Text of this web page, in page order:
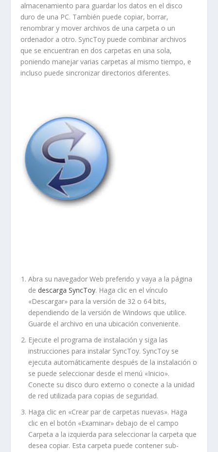
almacenamiento para guardar los datos en el disco
duro de una PC. También puede copiar, borrar,
renombrar y mover archivos de una carpeta o un
ordenador a otro. SyncToy puede combinar archivos
que se encuentran en dos carpetas en una sola,
poniendo manejar varias carpetas al mismo tiempo, e
incluso puede sincronizar directorios diferentes.
Abra su navegador Web preferido y vaya a la página
de descarga SyncToy. Haga clic en el vínculo
«Descargar» para la versión de 32 o 64 bits,
dependiendo de la versión de Windows que utilice.
Guarde el archivo en una ubicación conveniente.
Ejecute el programa de instalación y siga las
instrucciones para instalar SyncToy. SyncToy se
ejecuta automáticamente después de la instalación o
se puede seleccionar desde el menú «Inicio».
Conecte su disco duro externo o conecte a la unidad
de red utilizada para copias de seguridad.
Haga clic en «Crear par de carpetas nuevas». Haga
clic en el botón «Examinar» debajo de el campo
Carpeta a la izquierda para seleccionar la carpeta que
desea copiar. Esta carpeta puede contener sub-